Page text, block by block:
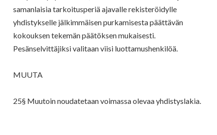
samanlaisia tarkoitusperiä ajavalle rekisteröidylle
yhdistykselle jälkimmäisen purkamisesta päättävän
kokouksen tekemän päätöksen mukaisesti.
Pesänselvittäjiksi valitaan viisi luottamushenkilöä.
MUUTA
25§ Muutoin noudatetaan voimassa olevaa yhdistyslakia.